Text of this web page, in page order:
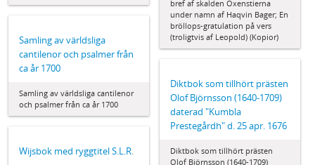
bref af skalden Oxenstierna
under namn af Haqvin Bager; En
bröllops-gratulation på vers
(troligtvis af Leopold) (Kopior)
Samling av världsliga
cantilenor och psalmer från
ca år 1700
Samling av världsliga cantilenor
och psalmer från ca år 1700
Diktbok som tillhört prästen
Olof Björnsson (1640-1709)
daterad "Kumbla
Prestegårdh" d. 25 apr. 1676
Diktbok som tillhört prästen
Olof Björnsson (1640-1709)
Wijsbok med ryggtitel S.L.R.